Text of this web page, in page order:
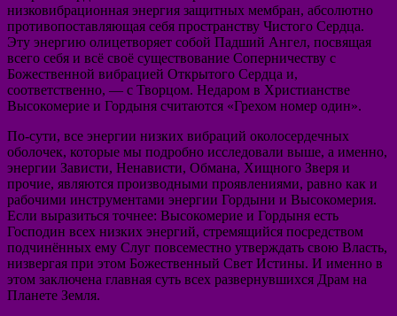
низковибрационная энергия защитных мембран, абсолютно
противопоставляющая себя пространству Чистого Сердца.
Эту энергию олицетворяет собой Падший Ангел, посвящая
всего себя и всё своё существование Соперничеству с
Божественной вибрацией Открытого Сердца и,
соответственно, — с Творцом. Недаром в Христианстве
Высокомерие и Гордыня считаются «Грехом номер один».
По-сути, все энергии низких вибраций околосердечных
оболочек, которые мы подробно исследовали выше, а именно,
энергии Зависти, Ненависти, Обмана, Хищного Зверя и
прочие, являются производными проявлениями, равно как и
рабочими инструментами энергии Гордыни и Высокомерия.
Если выразиться точнее: Высокомерие и Гордыня есть
Господин всех низких энергий, стремящийся посредством
подчинённых ему Слуг повсеместно утверждать свою Власть,
низвергая при этом Божественный Свет Истины. И именно в
этом заключена главная суть всех развернувшихся Драм на
Планете Земля.